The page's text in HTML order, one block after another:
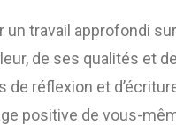
travail approfondi
de ses qualités et
réflexion et
positive de vous-